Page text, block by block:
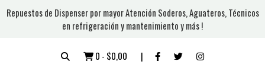
Repuestos de Dispenser por mayor Atención Soderos, Aguateros, Técnicos
en refrigeración y mantenimiento y más !
0 - $0,00